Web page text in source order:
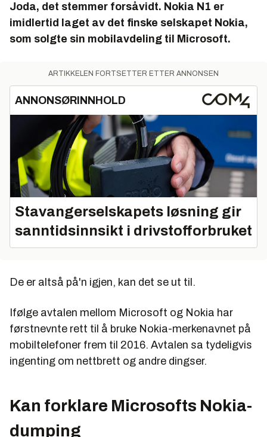
Joda, det stemmer forsåvidt. Nokia N1 er
imidlertid laget av det finske selskapet Nokia,
som solgte sin mobilavdeling til Microsoft.
ARTIKKELEN FORTSETTER ETTER ANNONSEN
ANNONSØRINNHOLD
Stavangerselskapets løsning gir
sanntidsinnsikt i drivstofforbruket
De er altså på'n igjen, kan det se ut til.
Ifølge avtalen mellom Microsoft og Nokia har
førstnevnte rett til å bruke Nokia-merkenavnet på
mobiltelefoner frem til 2016. Avtalen sa tydeligvis
ingenting om nettbrett og andre dingser.
Kan forklare Microsofts Nokia-
dumping